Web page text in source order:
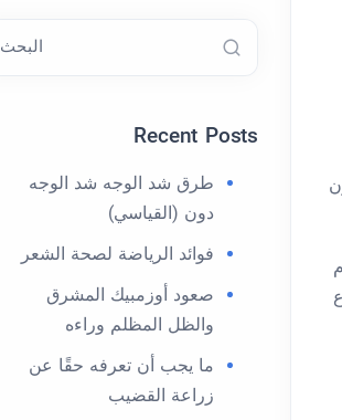
يكون
البحث
Recent Posts
طرق شد الوجه شد الوجه
دون (القياسي)
فوائد الرياضة لصحة الشعر
صعود أوزمبيك المشرق
والظل المظلم وراءه
ما يجب أن تعرفه حقًا عن
زراعة القضيب